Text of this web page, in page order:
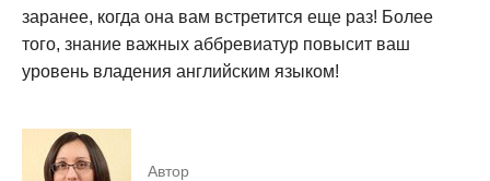
заранее, когда она вам встретится еще раз! Более
того, знание важных аббревиатур повысит ваш
уровень владения английским языком!
Автор